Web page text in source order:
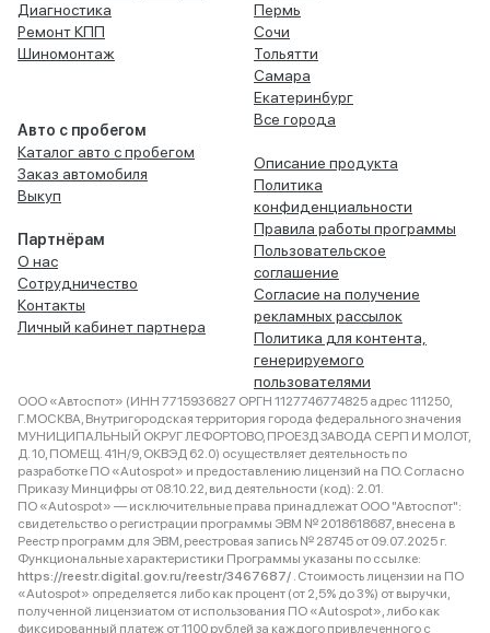
Диагностика
Ремонт КПП
Шиномонтаж
Авто с пробегом
Каталог авто с пробегом
Заказ автомобиля
Выкуп
Партнёрам
О нас
Сотрудничество
Контакты
Личный кабинет партнера
Пермь
Сочи
Тольятти
Самара
Екатеринбург
Все города
Описание продукта
Политика
конфиденциальности
Правила работы программы
Пользовательское
соглашение
Согласие на получение
рекламных рассылок
Политика для контента,
генерируемого
пользователями
ООО «Автоспот» (ИНН 7715936827 ОРГН 1127746774825 адрес 111250,
Г.МОСКВА, Внутригородская территория города федерального значения
МУНИЦИПАЛЬНЫЙ ОКРУГ ЛЕФОРТОВО, ПРОЕЗД ЗАВОДА СЕРП И МОЛОТ,
Д. 10, ПОМЕЩ. 41Н/9, ОКВЭД 62.0) осуществляет деятельность по
разработке ПО «Autospot» и предоставлению лицензий на ПО. Согласно
Приказу Минцифры от 08.10.22, вид деятельности (код): 2.01.
ПО «Autospot» — исключительные права принадлежат ООО "Автоспот":
свидетельство о регистрации программы ЭВМ № 2018618687, внесена в
Реестр программ для ЭВМ, реестровая запись № 28745 от 09.07.2025 г.
Функциональные характеристики Программы указаны по ссылке:
https://reestr.digital.gov.ru/reestr/3467687/ . Стоимость лицензии на ПО
«Autospot» определяется либо как процент (от 2,5% до 3%) от выручки,
полученной лицензиатом от использования ПО «Autospot», либо как
фиксированный платеж от 1100 рублей за каждого привлеченного с